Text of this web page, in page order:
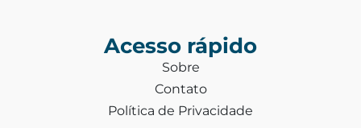
Acesso rápido
Sobre
Contato
Política de Privacidade